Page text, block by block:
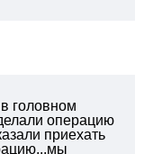
головном
операцию
приехать